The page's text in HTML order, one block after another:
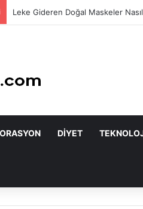
Leke Gideren Doğal Maskeler Nasıl
DIYET